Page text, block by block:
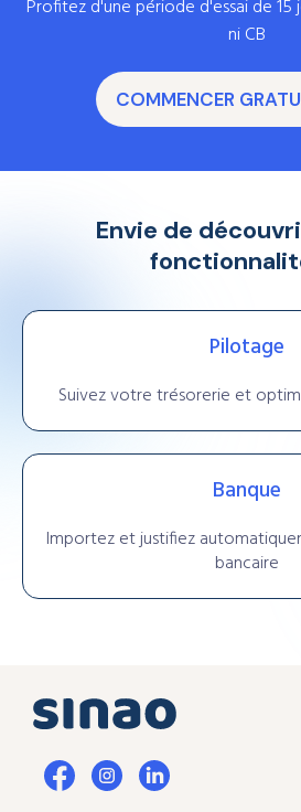
Profitez d'une période d'essai de 15
ni CB
COMMENCER
Envie de
Pilotage
Suivez votre trésorerie et
Banque
Importez et justifiez
bancaire